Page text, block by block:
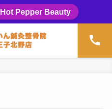
Hot Pepper Beauty